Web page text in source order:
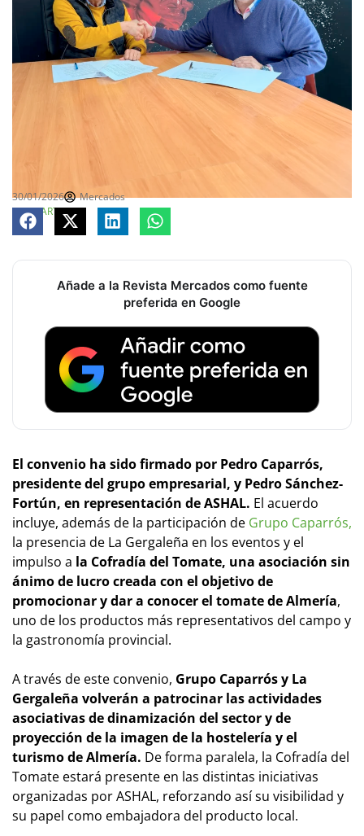
30/01/2026
Mercados
COMPARTE
Añade a la Revista Mercados como fuente
preferida en Google
El convenio ha sido firmado por Pedro Caparrós,
presidente del grupo empresarial, y Pedro Sánchez-
Fortún, en representación de ASHAL. El acuerdo
incluye, además de la participación de Grupo Caparrós,
la presencia de La Gergaleña en los eventos y el
impulso a la Cofradía del Tomate, una asociación sin
ánimo de lucro creada con el objetivo de
promocionar y dar a conocer el tomate de Almería,
uno de los productos más representativos del campo y
la gastronomía provincial.
A través de este convenio, Grupo Caparrós y La
Gergaleña volverán a patrocinar las actividades
asociativas de dinamización del sector y de
proyección de la imagen de la hostelería y el
turismo de Almería. De forma paralela, la Cofradía del
Tomate estará presente en las distintas iniciativas
organizadas por ASHAL, reforzando así su visibilidad y
su papel como embajadora del producto local.